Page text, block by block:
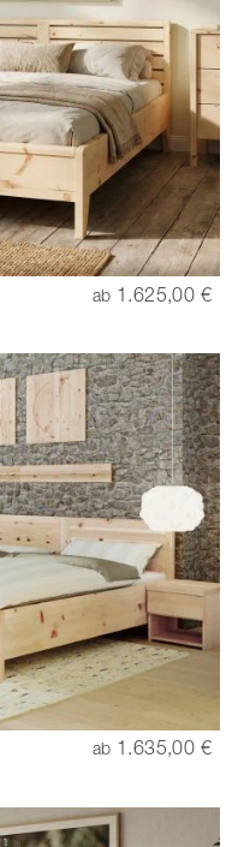
ab 1.625,00 €
ab 1.635,00 €